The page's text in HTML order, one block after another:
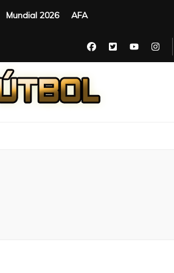
Mundial 2026 AFA